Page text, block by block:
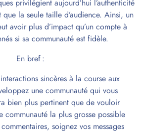
privilégient aujourd’hui l’authenticité
que la seule taille d’audience. Ainsi, un
avoir plus d’impact qu’un compte à
si sa communauté est fidèle.
En bref :
sincères à la course aux
une communauté qui vous
bien plus pertinent que de vouloir
communauté la plus grosse possible
soignez vos messages